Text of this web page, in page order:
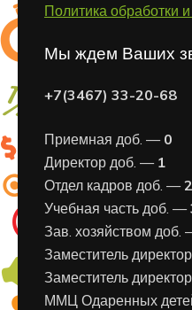
Политика обработки
Мы ждем Ваших
+7(3467) 33-20-68
Приемная доб. — 0
Директор доб. — 1
Отдел кадров доб. —2
Учебная часть доб. —
Зав. хозяйством доб.
Заместитель
Заместитель
ММЦ Одаренных